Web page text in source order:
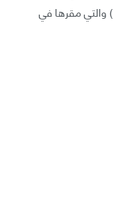
في فرنسا بالتعاون مع شركة (Pixium Vision) والتي مقرها في